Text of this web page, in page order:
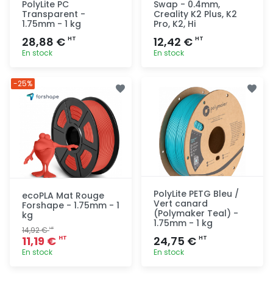
PolyLite PC
Transparent -
1.75mm - 1 kg
28,88 € HT
En stock
Swap - 0.4mm,
Creality K2 Plus, K2
Pro, K2, Hi
12,42 € HT
En stock
rapide
ecoPLA Mat Rouge
Forshape - 1.75mm - 1
kg
14,92 €HT
11,19 € HT
En stock
-25%
PolyLite PETG Bleu /
Vert canard
(Polymaker Teal) -
1.75mm - 1 kg
24,75 € HT
En stock